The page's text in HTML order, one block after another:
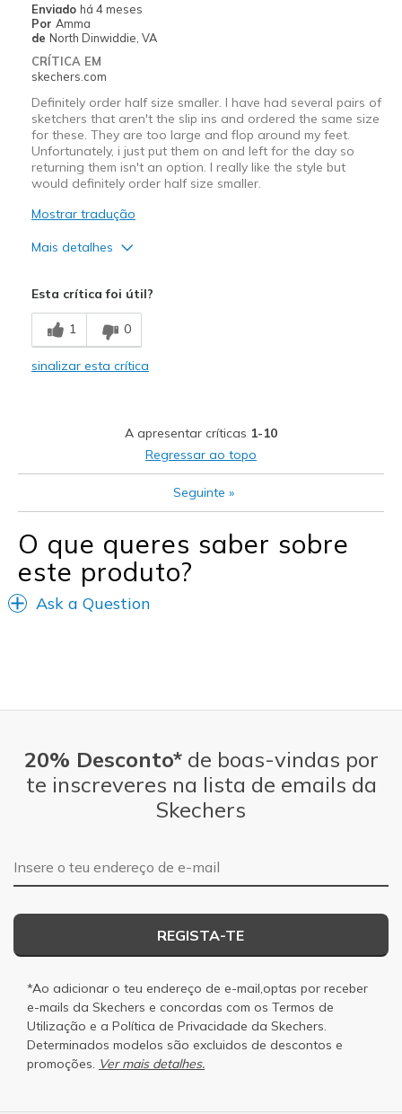
Enviado há 4 meses
Por Amma
de North Dinwiddie, VA
CRÍTICA EM
skechers.com
Definitely order half size smaller. I have had several pairs of
sketchers that aren't the slip ins and ordered the same size
for these. They are too large and flop around my feet.
Unfortunately, i just put them on and left for the day so
returning them isn't an option. I really like the style but
would definitely order half size smaller.
Mostrar tradução
Mais detalhes
Breathe Well
Width
Feels true to width
Feels half size too big
Esta crítica foi útil?
1 0
sinalizar esta crítica
A apresentar críticas 1-10
Regressar ao topo
Seguinte »
O que queres saber sobre
este produto?
Ask a Question
20% Desconto*de boas-vindas por
te inscreveres na lista de emails da
Skechers
Endereço de e-mail
REGISTA-TE
*Ao adicionar o teu endereço de e-mail,optas por receber
e-mails da Skechers e concordas com os Termos de
Utilização e a Política de Privacidade da Skechers.
Determinados modelos são excluidos de descontos e
promoções. Ver mais detalhes.